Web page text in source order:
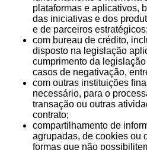
plataformas e aplicativos,
das iniciativas e dos
e de parceiros estratégicos;
com bureau de crédito,
disposto na legislação
cumprimento da
casos de negativação,
com outras instituições
necessário, para o
transação ou outras
contrato;
compartilhamento de
agrupadas, de cookies ou
formas que não